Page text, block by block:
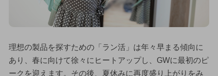
理想の製品を探すための「ラン活」は年々早まる傾向に
あり、春に向けて徐々にヒートアップし、GWに最初のピ
ークを迎えます。その後、夏休みに再度盛り上がりをみ